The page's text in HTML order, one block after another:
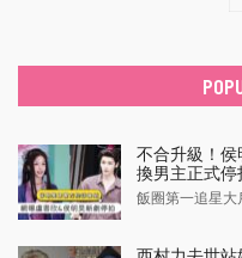
不合升級！
換男主正式停
飯圈第一追星大